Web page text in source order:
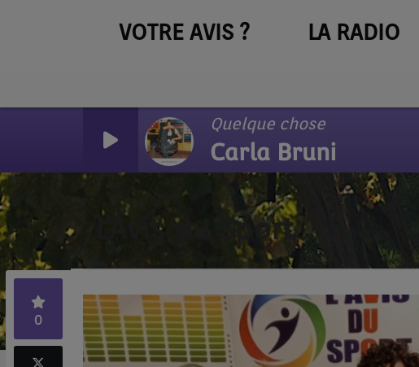
VOTRE AVIS ? LA RADIO
Quelque chose
Carla Bruni
L'Avis du Sport
0